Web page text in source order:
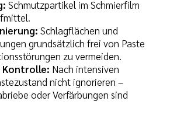
Schmutzpartikel im Schmierfilm
Schlagflächen und
grundsätzlich frei von Paste
zu vermeiden.
Kontrolle: Nach intensiven
nicht ignorieren –
oder Verfärbungen sind